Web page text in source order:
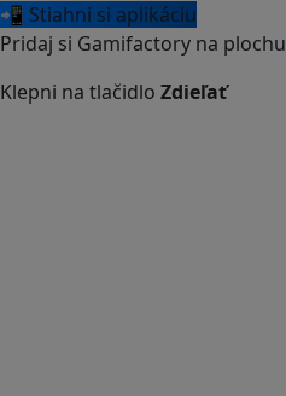
📲 Stiahni si aplikáciu
Pridaj si Gamifactory na plochu
Klepni na tlačidlo Zdieľať